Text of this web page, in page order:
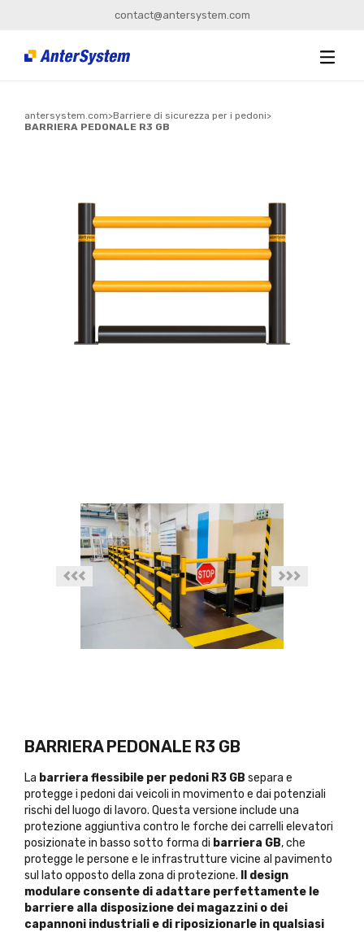
contact@antersystem.com
antersystem.com>Barriere di sicurezza per i pedoni>
BARRIERA PEDONALE R3 GB
BARRIERA PEDONALE R3 GB
La barriera flessibile per pedoni R3 GB separa e
protegge i pedoni dai veicoli in movimento e dai potenziali
rischi del luogo di lavoro. Questa versione include una
protezione aggiuntiva contro le forche dei carrelli elevatori
posizionate in basso sotto forma di barriera GB, che
protegge le persone e le infrastrutture vicine al pavimento
sul lato opposto della zona di protezione.
Il design
modulare consente di adattare perfettamente le
barriere alla disposizione dei magazzini o dei
capannoni industriali e di riposizionarle in qualsiasi